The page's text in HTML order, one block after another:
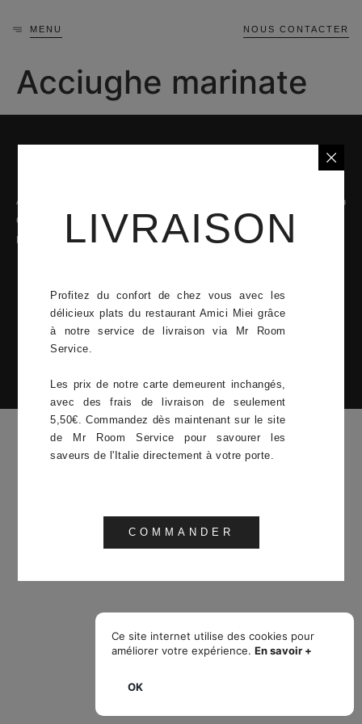
MENU NOUS CONTACTER
Acciughe marinate
Ce site internet utilise des cookies pour
améliorer votre expérience. En savoir +
OK
A propos
Confidentialité
Mentions légales
L'équipe
Contact
42 Quai Jean-Charles Rey, 98000 Monaco
+377 92 05 92 14
Lundi - Dimanche
twenty Monaco 2023
LIVRAISON
Profitez du confort de chez vous avec les
délicieux plats du restaurant Amici Miei grâce
à notre service de livraison via Mr Room
Service.
Les prix de notre carte demeurent inchangés,
avec des frais de livraison de seulement
5,50€. Commandez dès maintenant sur le site
de Mr Room Service pour savourer les
saveurs de l'Italie directement à votre porte.
COMMANDER